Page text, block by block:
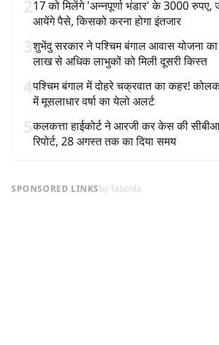
217 को मिलेंगे 'अन्नपूर्णा भंडार' के 3000
आयेंगे पैसे, किसको करना होगा इंतजार
3शुभेंदु सरकार ने पश्चिम बंगाल आवास योजना
लाख से अधिक लाभुकों को मिली दूसरी किस्त
4पश्चिम बंगाल में दोहरे चक्रवात का कहर!
में मूसलाधार वर्षा का येलो अलर्ट
5कलकत्ता हाईकोर्ट ने आरजी कर केस की
रिपोर्ट, 28 अगस्त तक का दिया समय
SPONSORED LINKSby Taboola